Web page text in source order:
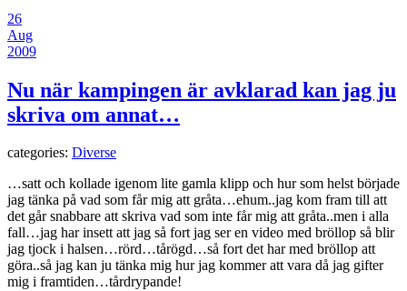
26
Aug
2009
Nu när kampingen är avklarad kan jag ju
skriva om annat…
categories: Diverse
…satt och kollade igenom lite gamla klipp och hur som helst började
jag tänka på vad som får mig att gråta…ehum..jag kom fram till att
det går snabbare att skriva vad som inte får mig att gråta..men i alla
fall…jag har insett att jag så fort jag ser en video med bröllop så blir
jag tjock i halsen…rörd…tårögd…så fort det har med bröllop att
göra..så jag kan ju tänka mig hur jag kommer att vara då jag gifter
mig i framtiden…tårdrypande!